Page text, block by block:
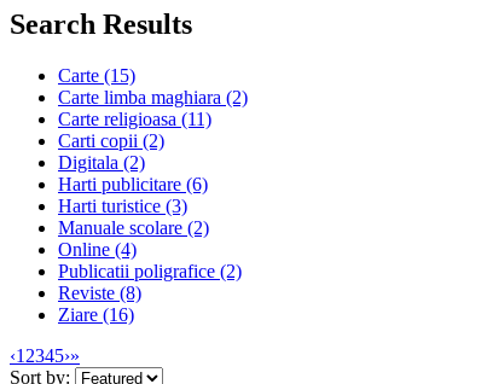
Search Results
Carte (15)
Carte limba maghiara (2)
Carte religioasa (11)
Carti copii (2)
Digitala (2)
Harti publicitare (6)
Harti turistice (3)
Manuale scolare (2)
Online (4)
Publicatii poligrafice (2)
Reviste (8)
Ziare (16)
‹1 2345›»
Sort by: